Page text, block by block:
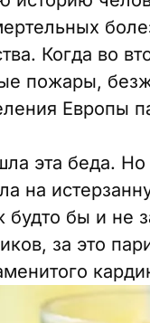
Когда во
пожары,
Европы
эта беда. Но
на
бы и не
за это